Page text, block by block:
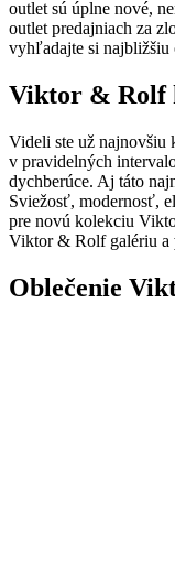
outlet sú úplne nové,
outlet predajniach za
vyhľadajte si
Viktor & Rolf
Videli ste už
v pravidelných
dychberúce. Aj táto
Sviežosť, modernosť,
pre novú kolekciu
Viktor & Rolf galériu a
Oblečenie